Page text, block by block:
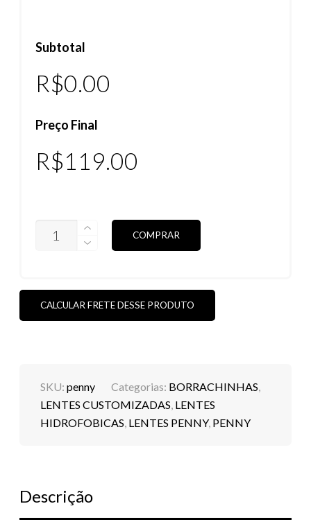
Subtotal
R$0.00
Preço Final
R$119.00
PENNY
CORES)
QUANTIDADE
COMPRAR
CALCULAR FRETE DESSE PRODUTO
SKU:penny Categorias: BORRACHINHAS
LENTES CUSTOMIZADAS LENTES
HIDROFOBICAS LENTES PENNY, PENNY
Descrição